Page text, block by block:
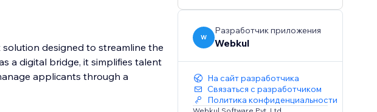
designed to streamline the
a digital bridge, it simplifies talent
applicants through a
W
Разработчик приложения
Webkul
На сайт разработчика
Связаться с разработчиком
Политика конфиденциальности